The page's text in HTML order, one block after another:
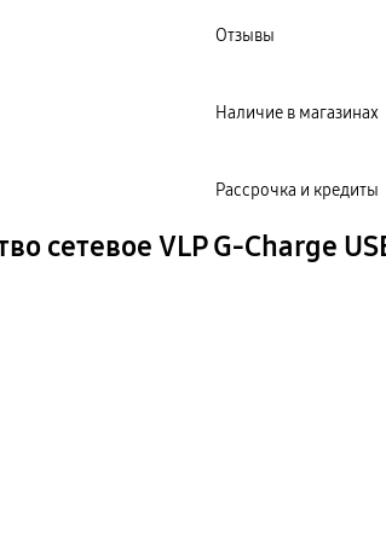
Отзывы
Наличие в магазинах
Рассрочка и кредиты
сетевое VLP G-Charge